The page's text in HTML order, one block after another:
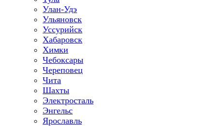
Улан-Удэ
Ульяновск
Уссурийск
Хабаровск
Химки
Чебоксары
Череповец
Чита
Шахты
Электросталь
Энгельс
Ярославль